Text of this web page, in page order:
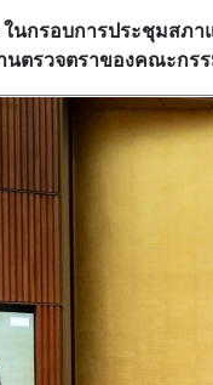
ในกรอบการประชุมส
นตรวจตราของคณะกร